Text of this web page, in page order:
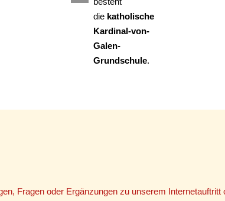
die katholische
Kardinal-von-
Galen-
Grundschule.
Fragen oder Ergänzungen zu unserem